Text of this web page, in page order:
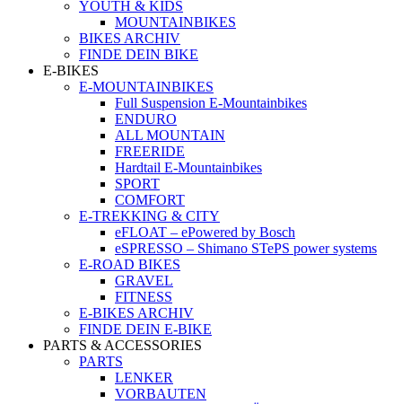
YOUTH & KIDS
MOUNTAINBIKES
BIKES ARCHIV
FINDE DEIN BIKE
E-BIKES
E-MOUNTAINBIKES
Full Suspension E-Mountainbikes
ENDURO
ALL MOUNTAIN
FREERIDE
Hardtail E-Mountainbikes
SPORT
COMFORT
E-TREKKING & CITY
eFLOAT – ePowered by Bosch
eSPRESSO – Shimano STePS power systems
E-ROAD BIKES
GRAVEL
FITNESS
E-BIKES ARCHIV
FINDE DEIN E-BIKE
PARTS & ACCESSORIES
PARTS
LENKER
VORBAUTEN